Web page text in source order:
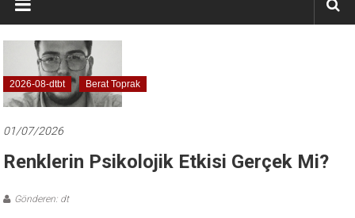
Türkiye
Önce
Türkiye
Cumhuriyeti…
2026-08-dtbt Berat Toprak
01/07/2026
Renklerin Psikolojik Etkisi Gerçek Mi?
Gönderen: dt